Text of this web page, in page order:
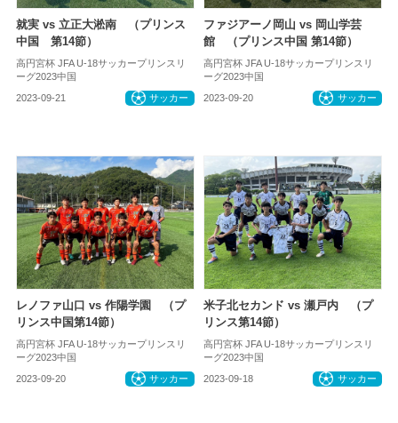
就実 vs 立正大淞南 （プリンス
中国 第14節）
高円宮杯 JFA U-18サッカープリンスリ
ーグ2023中国
2023-09-21 サッカー
ファジアーノ岡山 vs 岡山学芸
館 （プリンス中国 第14節）
高円宮杯 JFA U-18サッカープリンスリ
ーグ2023中国
2023-09-20 サッカー
レノファ山口 vs 作陽学園 （プ
リンス中国第14節）
高円宮杯 JFA U-18サッカープリンスリ
ーグ2023中国
2023-09-20 サッカー
米子北セカンド vs 瀬戸内 （プ
リンス第14節）
高円宮杯 JFA U-18サッカープリンスリ
ーグ2023中国
2023-09-18 サッカー